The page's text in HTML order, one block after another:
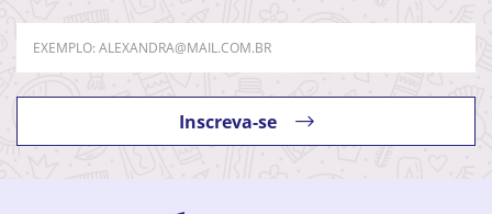
Inscreva-se